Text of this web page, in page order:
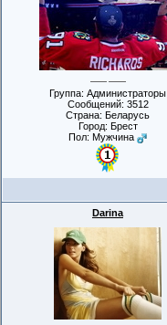
Группа: Администраторы
Сообщений: 3512
Страна: Беларусь
Город: Брест
Пол: Мужчина
Darina